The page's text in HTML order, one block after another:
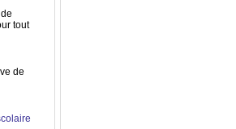
tout
de